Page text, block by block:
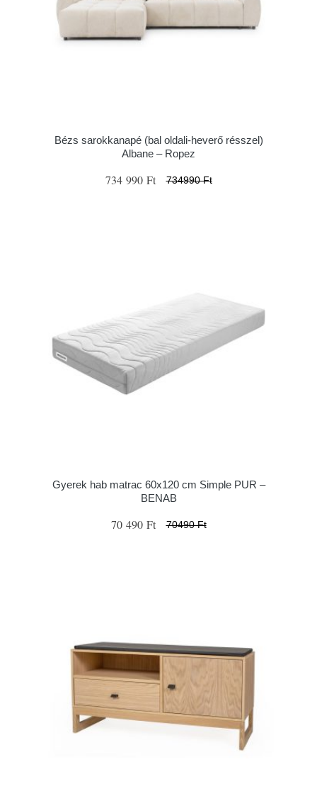
Bézs sarokkanapé (bal oldali-heverő résszel)
Albane – Ropez
734 990 Ft 734990 Ft
Gyerek hab matrac 60x120 cm Simple PUR –
BENAB
70 490 Ft 70490 Ft